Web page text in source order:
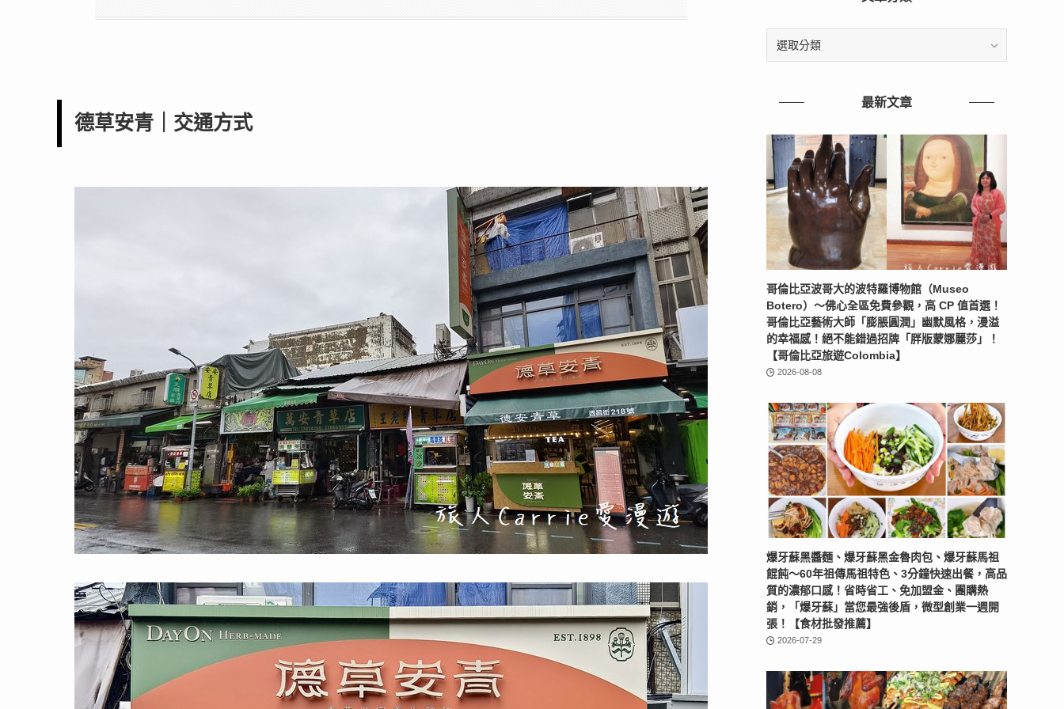
德草安青｜交通方式
最新文章
哥倫比亞波哥大的波特羅博物館（Museo
Botero）～佛心全區免費參觀，高 CP 值首選！
哥倫比亞藝術大師「膨脹圓潤」幽默風格，漫溢
的幸福感！絕不能錯過招牌「胖版蒙娜麗莎」！
【哥倫比亞旅遊Colombia】
2026-08-08
爆牙蘇黑醬麵、爆牙蘇黑金魯肉包、爆牙蘇馬祖
餛飩～60年祖傳馬祖特色、3分鐘快速出餐，高品
質的濃郁口感！省時省工、免加盟金、團購熱
銷，「爆牙蘇」當您最強後盾，微型創業一週開
張！【食材批發推薦】
2026-07-29